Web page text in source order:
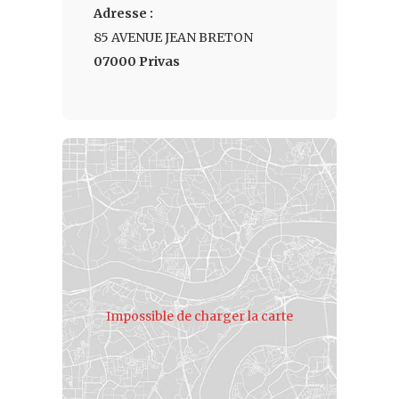
Adresse :
85 AVENUE JEAN BRETON
07000 Privas
Impossible de charger la carte